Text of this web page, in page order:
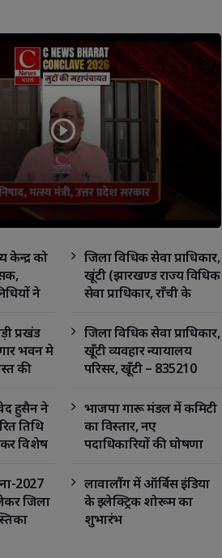
केन्द्र को
ने
प्रखंड
भवन मे
की
दीपाली
की एक
हुसैन ने
तिथि
विशेष
2027
जिला
जिला विधिक सेवा प्राधिकार,
खूंटी (झारखण्ड राज्य विधिक
सेवा प्राधिकार, राँची के
न्यायालय परिसर
जिला विधिक सेवा प्राधिकार,
खूँटी व्यवहार न्यायालय
परिसर, खूँटी – 835210
भाजपा गारू मंडल में कमिटी
का विस्तार, नए
पदाधिकारियों की घोषणा
लावालौंग में ऑर्बिस इंडिया
के इलेक्ट्रिक शोरूम का
शुभारंभ
Facebook